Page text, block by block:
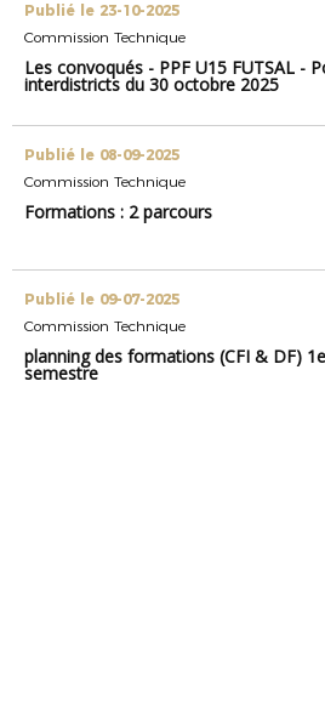
Publié le 23-10-2025
Commission Technique
Les convoqués - PPF U15 FUTSAL -
interdistricts du 30 octobre 2025
Publié le 08-09-2025
Commission Technique
Formations : 2 parcours
Publié le 09-07-2025
Commission Technique
planning des formations (CFI & DF)
semestre